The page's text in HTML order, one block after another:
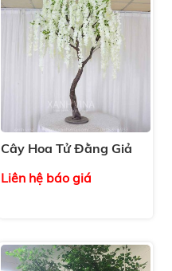
Cây Hoa Tử Đằng Giả
Liên hệ báo giá